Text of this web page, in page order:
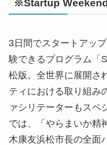
※Startup
3日間でスタートアッ
験できるプログラム「
松版。全世界に展開さ
ティにおける取り組み
ァシリテーターもスペ
では、「やらまいか精
木康友浜松市長の全面